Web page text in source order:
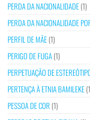
PERDA DA NACIONALIDADE(1)
PERDA DA NACIONALIDADE
PERFIL DE MÃE(1)
PERIGO DE FUGA(1)
PERPETUAÇÃO DE
PERTENÇA À ETNIA BAMILEKE
PESSOA DE COR (1)